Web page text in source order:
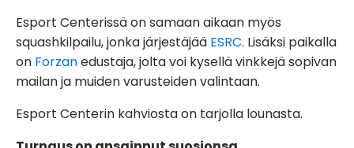
Esport Centerissä on samaan aikaan myös
squashkilpailu, jonka järjestäjää ESRC. Lisäksi paikalla
on Forzanedustaja, jolta voi kysellä vinkkejä sopivan
mailan ja muiden varusteiden valintaan.
Esport Centerin kahviosta on tarjolla lounasta.